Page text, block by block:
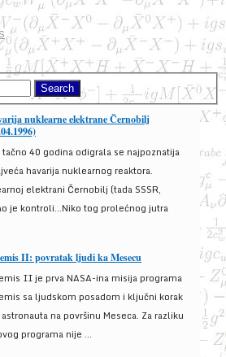
nuklearne elektrane Černobilj
tačno 40 godina odigrala se najpoznatija
havarija nuklearnog reaktora.
elektrani Černobilj (tada SSSR,
je kontroli...Niko tog prolećnog jutra
II: povratak ljudi ka Mesecu
II je prva NASA-ina misija programa
sa ljudskom posadom i ključni korak
na površinu Meseca. Za razliku
programa nije ...